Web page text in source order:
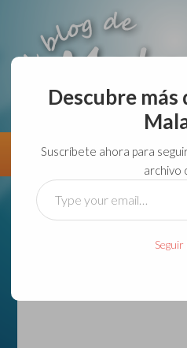
aunque lo haga de
Información
Descubre más
Suscríbete ahora para
archivo
Type
your